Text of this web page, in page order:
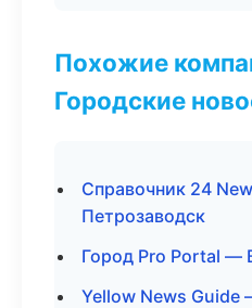
Похожие
Городские
Справочник 24
Петрозаводск
Город Pro Portal —
Yellow News